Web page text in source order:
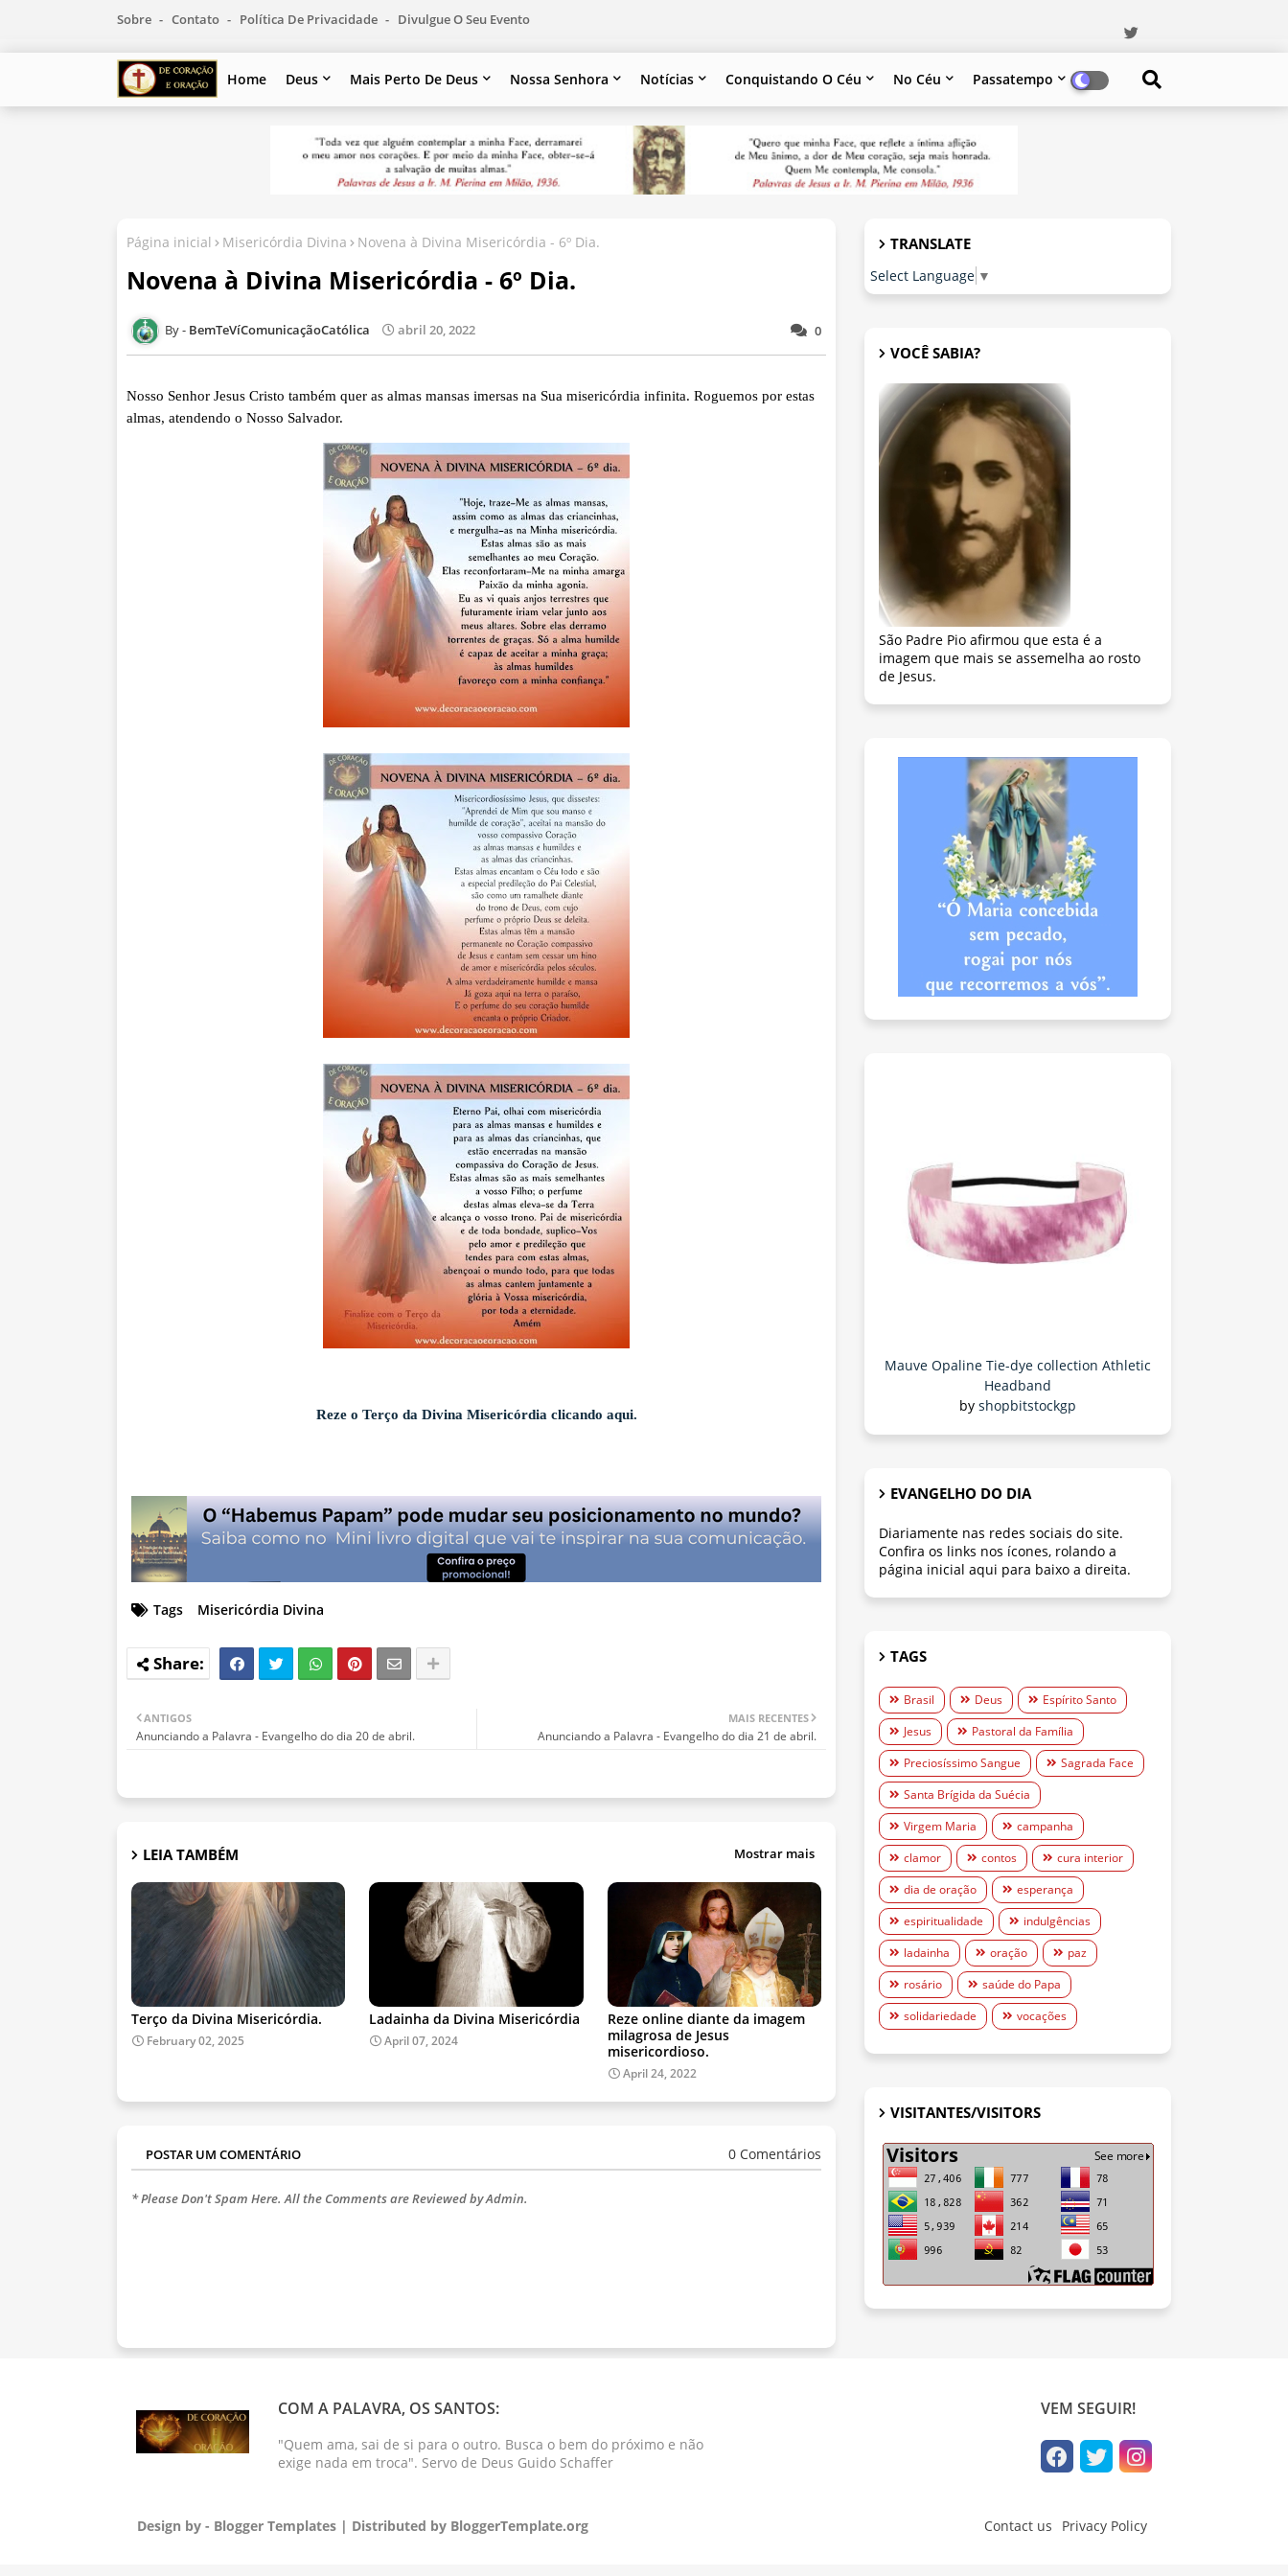
Sobre Contato Política De Privacidade Divulgue O Seu Evento
Home Deus Mais Perto De Deus Nossa Senhora Notícias Conquistando O Céu No Céu Passatempo
Página inicial Misericórdia Divina Novena à Divina Misericórdia - 6º Dia.
Novena à Divina Misericórdia - 6º Dia.
0
BemTeVíComunicaçãoCatólica abril 20, 2022
Nosso Senhor Jesus Cristo também quer as almas mansas imersas na Sua misericórdia infinita. Roguemos por estas
almas, atendendo o Nosso Salvador.
Reze o Terço da Divina Misericórdia clicando aqui.
Tags Misericórdia Divina
MAIS RECENTES
Anunciando a Palavra - Evangelho do dia 21 de abril.
ANTIGOS
Anunciando a Palavra - Evangelho do dia 20 de abril.
LEIA TAMBÉM Mostrar mais
Terço da Divina Misericórdia.
February 02, 2025
Ladainha da Divina Misericórdia
April 07, 2024
Reze online diante da imagem
milagrosa de Jesus
misericordioso.
April 24, 2022
POSTAR UM COMENTÁRIO 0 Comentários
* Please Don't Spam Here. All the Comments are Reviewed by Admin.
TRANSLATE
Select Language ▼
VOCÊ SABIA?
São Padre Pio afirmou que esta é a
imagem que mais se assemelha ao rosto
de Jesus.
Mauve Opaline Tie-dye collection Athletic
Headband
by shopbitstockgp
EVANGELHO DO DIA
Diariamente nas redes sociais do site.
Confira os links nos ícones, rolando a
página inicial aqui para baixo a direita.
TAGS
Brasil Deus
Espírito Santo
Jesus
Pastoral da Família
Preciosíssimo Sangue
Sagrada Face
Santa Brígida da Suécia
Virgem Maria
campanha
clamor
contos
cura interior
dia de oração
esperança
espiritualidade
indulgências
ladainha
oração
paz
rosário
saúde do Papa
solidariedade
vocações
VISITANTES/VISITORS
COM A PALAVRA, OS SANTOS:
"Quem ama, sai de si para o outro. Busca o bem do próximo e não
exige nada em troca". Servo de Deus Guido Schaffer
VEM SEGUIR!
Contact us Privacy Policy
Design by - Blogger Templates | Distributed by BloggerTemplate.org